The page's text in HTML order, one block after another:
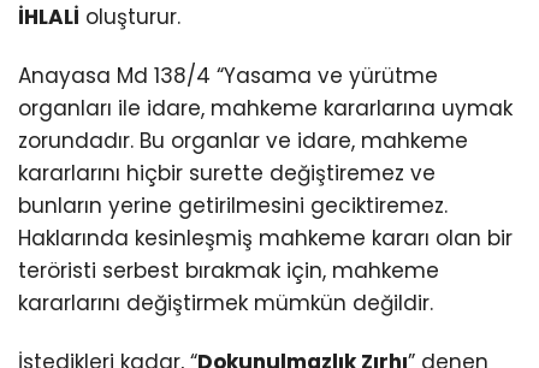
İHLALİ oluşturur.
Anayasa Md 138/4 “Yasama ve yürütme
organları ile idare, mahkeme kararlarına uymak
zorundadır. Bu organlar ve idare, mahkeme
kararlarını hiçbir surette değiştiremez ve
bunların yerine getirilmesini geciktiremez.
Haklarında kesinleşmiş mahkeme kararı olan bir
teröristi serbest bırakmak için, mahkeme
kararlarını değiştirmek mümkün değildir.
İstedikleri kadar, “Dokunulmazlık Zırhı” denen